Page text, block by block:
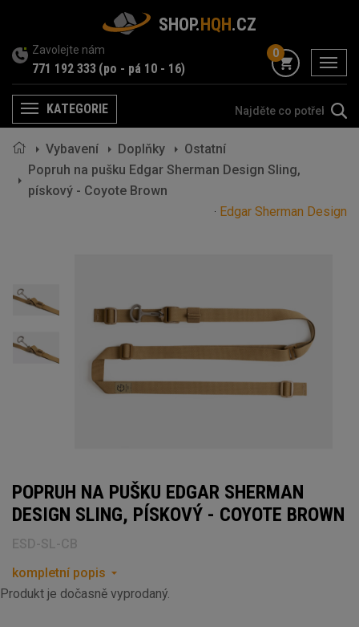
SHOP.HQH.CZ
Zavolejte nám
771 192 333 (po - pá 10 - 16) menu
0
MenuKATEGORIE
Vybavení Doplňky
Ostatní
Popruh na pušku Edgar Sherman Design Sling,
pískový - Coyote Brown
Edgar Sherman Design
POPRUH NA PUŠKU EDGAR SHERMAN
DESIGN SLING, PÍSKOVÝ - COYOTE BROWN
ESD-SL-CB
kompletní popis
Produkt je dočasně vyprodaný.